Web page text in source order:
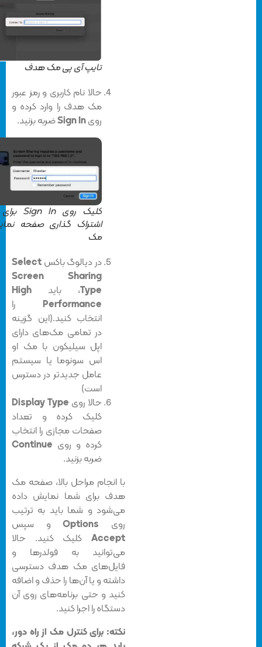
تایپ آی پی مک هدف
حالا نام کاربری و رمز عبور
مک هدف را وارد کرده و
ضربه بزنید.
کلیک روی Sign In برای به
اشتراک گذاری صفحه نمایش
در دیالوگ باکسSelect
Screen Sharing
Type، باید
High
Performanceرا
انتخاب کنید.(این گزینه
در تمامی مک‌های دارای
اپل سیلیکون با مک او
اس سونوما یا سیستم
عامل جدیدتر در دسترس
است)
حالا روی Display Type
کلیک کرده و تعداد
صفحات مجازی را انتخاب
کرده و رویContinue
ضربه بزنید.
با انجام مراحل بالا، صفحه مک
هدف برای شما نمایش داده
می‌شود و شما باید به ترتیب
رویOptionsو سپس
Acceptکلیک کنید. حالا
می‌توانید به فولدرها و
فایل‌های مک هدف دسترسی
داشته و یا آن‌ها را حذف و اضافه
کنید و حتی برنامه‌های روی آن
دستگاه را اجرا کنید.
نکته: برای کنترل مک از راه دور،